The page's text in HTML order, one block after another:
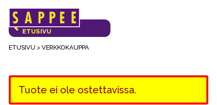
Päävalikko
ETUSIVU > VERKKOKAUPPA
VERKKOKAUPAN
ETUSIVU
Tuote ei ole ostettavissa.